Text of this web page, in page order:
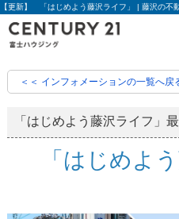
【更新】 「はじめよう藤沢ライフ」 | 藤沢の不
＜＜ インフォメーションの一覧へ戻
「はじめよう藤沢ライフ」
「はじめよ